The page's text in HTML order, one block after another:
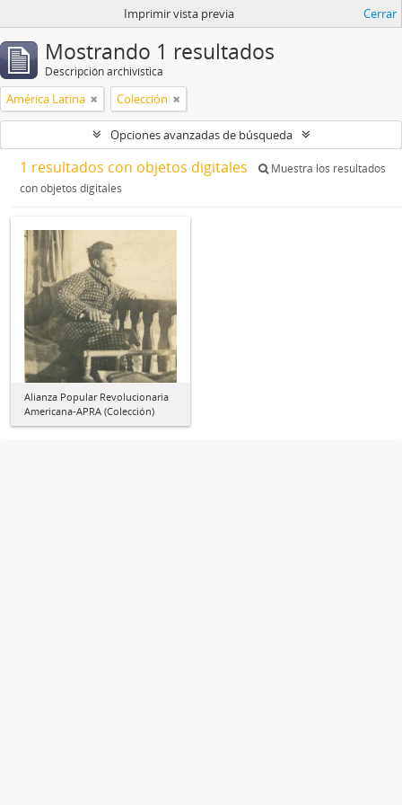
Imprimir vista previa Cerrar
Mostrando 1 resultados
Descripción archivística
América Latina Colección
Opciones avanzadas de búsqueda
1 resultados con objetos digitales
Muestra los resultados
con objetos digitales
Alianza Popular Revolucionaria
Americana-APRA (Colección)